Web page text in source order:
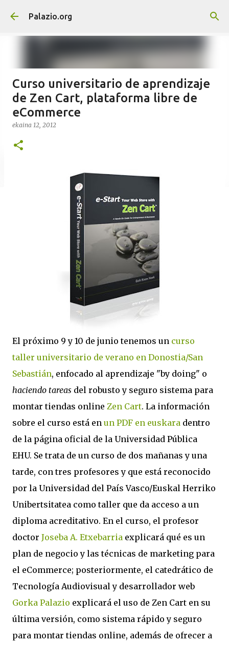
Saltatu eta joan eduki nagusira
Palazio.org
Curso universitario de aprendizaje
de Zen Cart, plataforma libre de
eCommerce
ekaina 12, 2012
El próximo 9 y 10 de junio tenemos un curso
taller universitario de verano en Donostia/San
Sebastián, enfocado al aprendizaje "by doing" o
haciendo tareas del robusto y seguro sistema para
montar tiendas online Zen Cart. La información
sobre el curso está en un PDF en euskara dentro
de la página oficial de la Universidad Pública
EHU. Se trata de un curso de dos mañanas y una
tarde, con tres profesores y que está reconocido
por la Universidad del País Vasco/Euskal Herriko
Unibertsitatea como taller que da acceso a un
diploma acreditativo. En el curso, el profesor
doctor Joseba A. Etxebarria explicará qué es un
plan de negocio y las técnicas de marketing para
el eCommerce; posteriormente, el catedrático de
Tecnología Audiovisual y desarrollador web
Gorka Palazio explicará el uso de Zen Cart en su
última versión, como sistema rápido y seguro
para montar tiendas online, además de ofrecer a